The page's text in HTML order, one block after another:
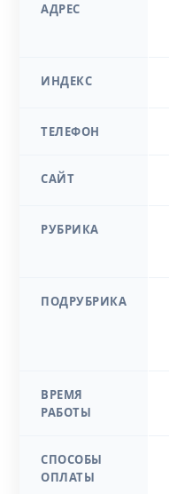
АДРЕС
ИНДЕКС
ТЕЛЕФОН
САЙТ
РУБРИКА
ПОДРУБРИКА
ВРЕМЯ
РАБОТЫ
СПОСОБЫ
ОПЛАТЫ